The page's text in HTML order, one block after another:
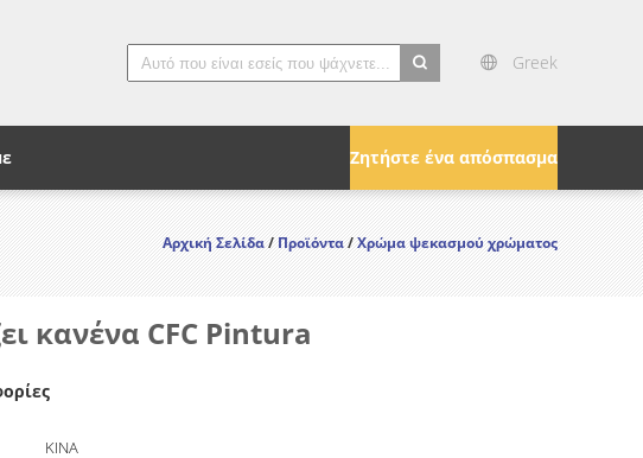
Greek
Ζητήστε ένα απόσπασμα
Αρχική Σελίδα/Προϊόντα/Χρώμα ψεκασμού χρώματος
κανένα CFC Pintura
ΚΙΝΑ